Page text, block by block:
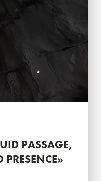
PASSAGE,
PRESENCE»